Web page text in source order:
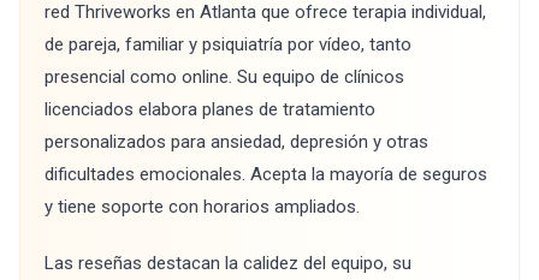
red Thriveworks en Atlanta que ofrece terapia individual,
de pareja, familiar y psiquiatría por vídeo, tanto
presencial como online. Su equipo de clínicos
licenciados elabora planes de tratamiento
personalizados para ansiedad, depresión y otras
dificultades emocionales. Acepta la mayoría de seguros
y tiene soporte con horarios ampliados.
Las reseñas destacan la calidez del equipo, su